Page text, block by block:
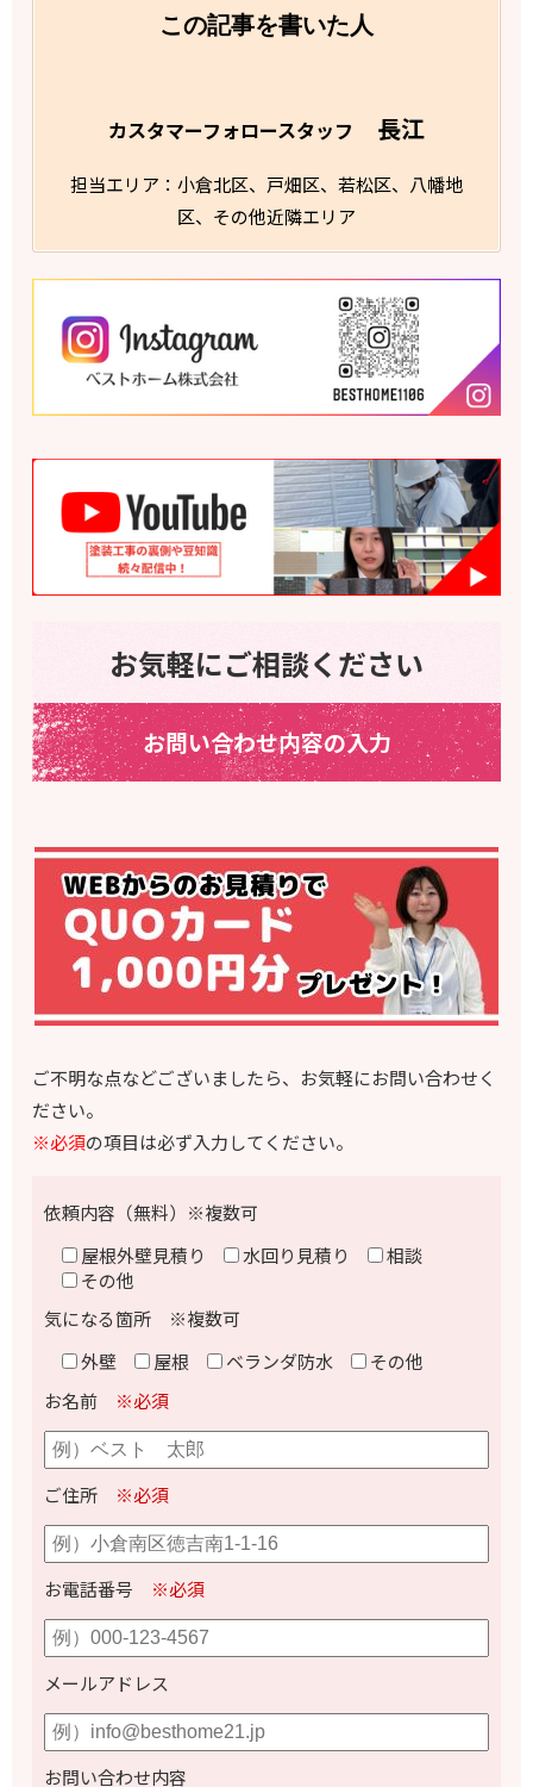
この記事を書いた人
カスタマーフォロースタッフ 長江
担当エリア：小倉北区、戸畑区、若松区、八幡地
区、その他近隣エリア
お気軽にご相談ください
お問い合わせ内容の入力
ご不明な点などございましたら、お気軽にお問い合わせく
ださい。
※必須の項目は必ず入力してください。
依頼内容（無料）※複数可
屋根外壁見積り
水回り見積り
相談
その他
気になる箇所 ※複数可
外壁
屋根 ベランダ防水
その他
お名前 ※必須
ご住所 ※必須
お電話番号 ※必須
メールアドレス
お問い合わせ内容